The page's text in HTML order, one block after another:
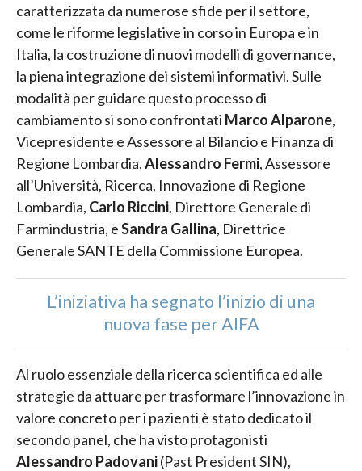
caratterizzata da numerose sfide per il settore,
come le riforme legislative in corso in Europa e in
Italia, la costruzione di nuovi modelli di governance,
la piena integrazione dei sistemi informativi. Sulle
modalità per guidare questo processo di
cambiamento si sono confrontati Marco Alparone,
Vicepresidente e Assessore al Bilancio e Finanza di
Regione Lombardia,Alessandro Fermi, Assessore
all’Università, Ricerca, Innovazione di Regione
Lombardia, Carlo Riccini, Direttore Generale di
Farmindustria, eSandra Gallina, Direttrice
Generale SANTE della Commissione Europea.
L’iniziativa ha segnato l’inizio di una
nuova fase per AIFA
Al ruolo essenziale della ricerca scientifica ed alle
strategie da attuare per trasformare l’innovazione in
valore concreto per i pazienti è stato dedicato il
secondo panel, che ha visto protagonisti
Alessandro Padovani(Past President SIN),